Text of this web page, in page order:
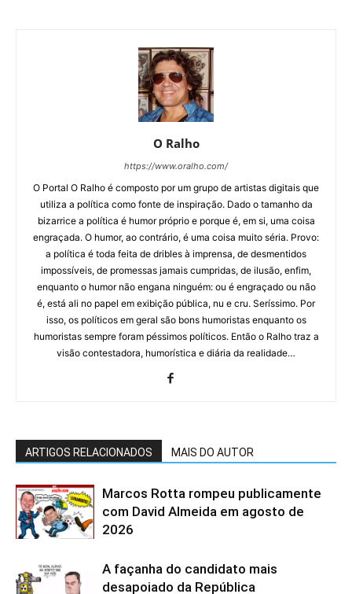
O Ralho
https://www.oralho.com/
O Portal O Ralho é composto por um grupo de artistas digitais que
utiliza a política como fonte de inspiração. Dado o tamanho da
bizarrice a política é humor próprio e porque é, em si, uma coisa
engraçada. O humor, ao contrário, é uma coisa muito séria. Provo:
a política é toda feita de dribles à imprensa, de desmentidos
impossíveis, de promessas jamais cumpridas, de ilusão, enfim,
enquanto o humor não engana ninguém: ou é engraçado ou não
é, está ali no papel em exibição pública, nu e cru. Seríssimo. Por
isso, os políticos em geral são bons humoristas enquanto os
humoristas sempre foram péssimos políticos. Então o Ralho traz a
visão contestadora, humorística e diária da realidade…
ARTIGOS RELACIONADOS MAIS DO AUTOR
Marcos Rotta rompeu publicamente
com David Almeida em agosto de
2026
A façanha do candidato mais
desapoiado da República